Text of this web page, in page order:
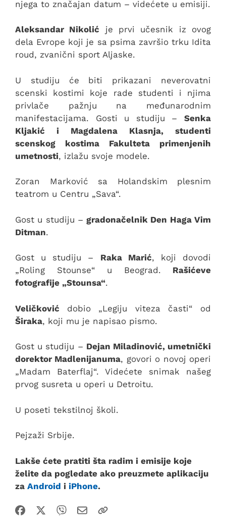
njega to značajan datum – videćete u emisiji.
Aleksandar Nikolić je prvi učesnik iz ovog
dela Evrope koji je sa psima završio trku Idita
roud, zvanični sport Aljaske.
U studiju će biti prikazani neverovatni
scenski kostimi koje rade studenti i njima
privlače pažnju na međunarodnim
manifestacijama. Gosti u studiju – Senka
Kljakić i Magdalena Klasnja, studenti
scenskog kostima Fakulteta primenjenih
umetnosti, izlažu svoje modele.
Zoran Marković sa Holandskim plesnim
teatrom u Centru „Sava“.
Gost u studiju –gradonačelnik Den Haga Vim
Ditman.
Gost u studiju – Raka Marić, koji dovodi
„Roling Stounse“ u Beograd. Rašićeve
fotografije „Stounsa“.
Veličković dobio „Legiju viteza časti“ od
Širaka, koji mu je napisao pismo.
Gost u studiju – Dejan Miladinović, umetnički
dorektor Madlenijanuma, govori o novoj operi
„Madam Baterflaj“. Videćete snimak našeg
prvog susreta u operi u Detroitu.
U poseti tekstilnoj školi.
Pejzaži Srbije.
Lakše ćete pratiti šta radim i emisije koje
želite da pogledate ako preuzmete aplikaciju
za Android i iPhone.